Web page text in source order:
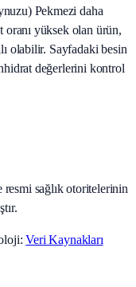
Pekmezi daha
yüksek olan ürün,
olabilir. Sayfadaki besin
değerlerini kontrol
sağlık otoritelerinin
Veri Kaynakları